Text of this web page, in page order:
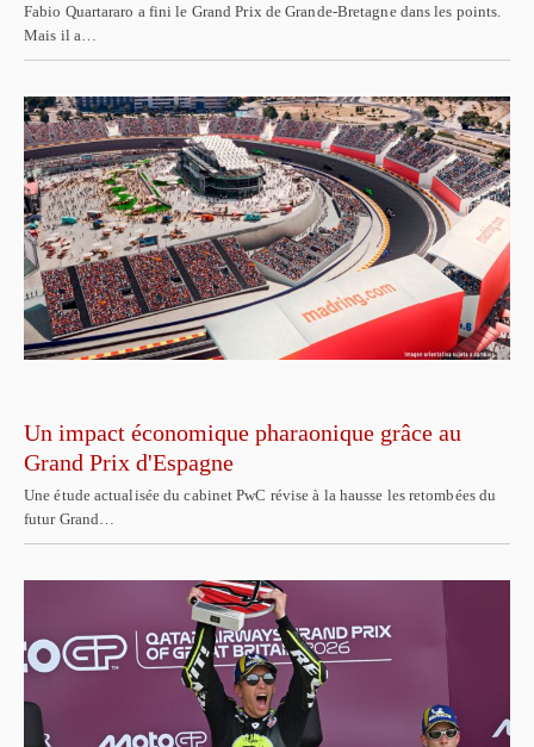
Fabio Quartararo a fini le Grand Prix de Grande-Bretagne dans les points.
Mais il a…
Un impact économique pharaonique grâce au
Grand Prix d'Espagne
Une étude actualisée du cabinet PwC révise à la hausse les retombées du
futur Grand…